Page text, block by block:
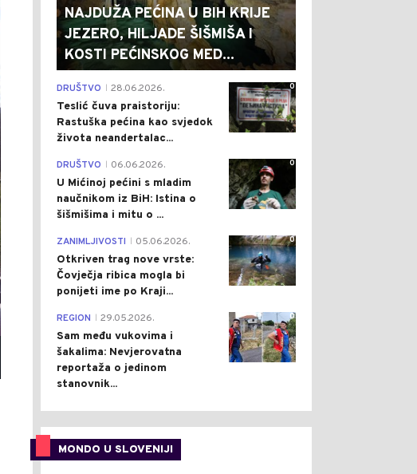
NAJDUŽA PEĆINA U BIH KRIJE
JEZERO, HILJADE ŠIŠMIŠA I
KOSTI PEĆINSKOG MED...
0
DRUŠTVO 28.06.2026.
Teslić čuva praistoriju:
Rastuška pećina kao svjedok
života neandertalac...
0
DRUŠTVO 06.06.2026.
U Mićinoj pećini s mladim
naučnikom iz BiH: Istina o
šišmišima i mitu o ...
0
ZANIMLJIVOSTI 05.06.2026.
Otkriven trag nove vrste:
Čovječja ribica mogla bi
ponijeti ime po Kraji...
0
REGION 29.05.2026.
Sam među vukovima i
šakalima: Nevjerovatna
reportaža o jedinom
stanovnik...
MONDO U SLOVENIJI